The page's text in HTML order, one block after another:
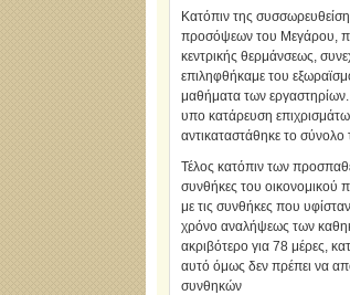
Κατόπιν της
προσόψεων του Μεγάρου,
κεντρικής θερμάνσεως,
επιληφθήκαμε του
μαθήματα των
υπο κατάρευση
αντικαταστάθηκε το
Τέλος κατόπιν των
συνθήκες του οικονομικού
με τις συνθήκες που
χρόνο αναλήψεως των
ακριβότερο για 78 μέρες,
αυτό όμως δεν πρέπει να
συνθηκών